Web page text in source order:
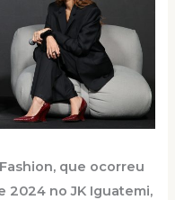
que ocorreu
2024 no JK Iguatemi,